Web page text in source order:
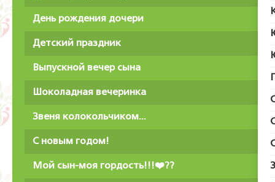
День рождения дочери
Детский праздник
Выпускной вечер сына
Шоколадная вечеринка
Звеня колокольчиком...
С новым годом!
Мой сын-моя гордость!!!❤️??